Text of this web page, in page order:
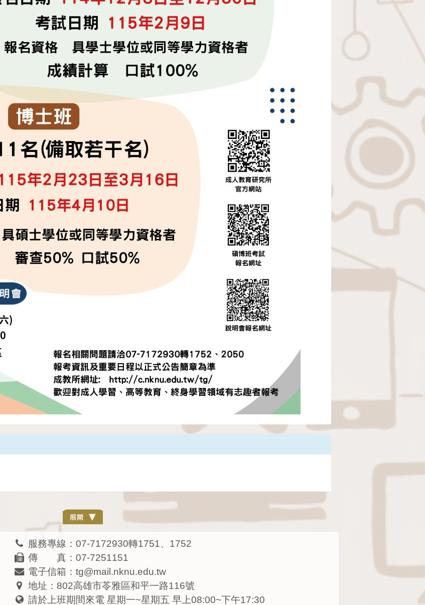
服務專線：07-7172930轉1751、1752
傳 真：07-7251151
電子信箱：tg@mail.nknu.edu.tw
地址：802高雄市苓雅區和平一路116號
請於上班期間來電 星期一~星期五 早上08:00~下午17:30